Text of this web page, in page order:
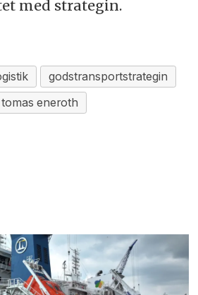
med strategin.
godstransportstrategin
tomas eneroth